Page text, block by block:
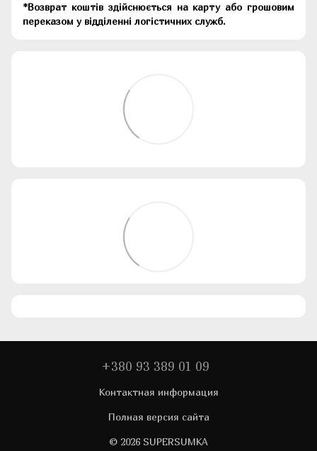
*Возврат коштів здійснюється на карту або грошовим
переказом у відділенні логістичних служб.
+380 93 389 01 09
Контактная информация
Полная версия сайта
© 2026 SUPERSUMKA